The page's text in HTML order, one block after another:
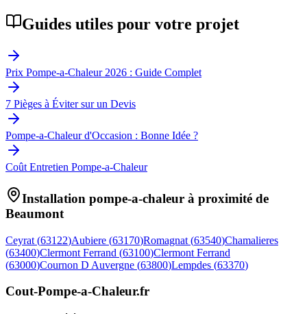
Guides utiles pour votre projet
Prix Pompe-a-Chaleur 2026 : Guide Complet
7 Pièges à Éviter sur un Devis
Pompe-a-Chaleur d'Occasion : Bonne Idée ?
Coût Entretien Pompe-a-Chaleur
Installation pompe-a-chaleur à proximité de
Beaumont
Ceyrat (63122)Aubiere (63170)Romagnat (63540)Chamalieres
(63400)Clermont Ferrand (63100)Clermont Ferrand
(63000)Cournon D Auvergne (63800)Lempdes (63370)
Cout-Pompe-a-Chaleur.fr